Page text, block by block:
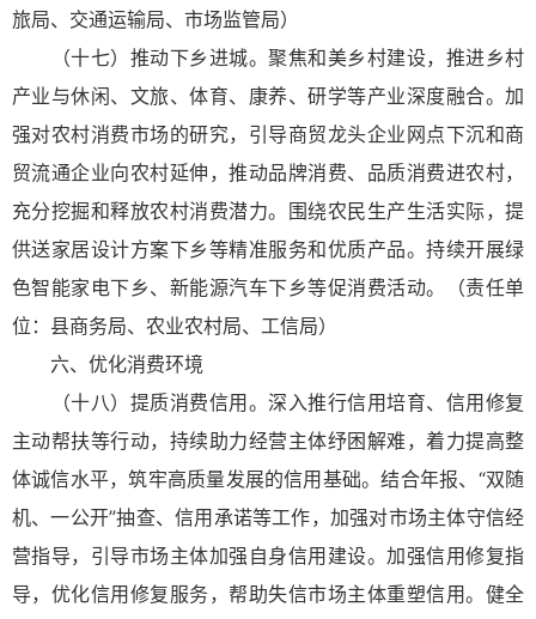
旅局、交通运输局、市场监管局）
（十七）推动下乡进城。聚焦和美乡村建设，推进乡村
产业与休闲、文旅、体育、康养、研学等产业深度融合。加
强对农村消费市场的研究，引导商贸龙头企业网点下沉和商
贸流通企业向农村延伸，推动品牌消费、品质消费进农村，
充分挖掘和释放农村消费潜力。围绕农民生产生活实际，提
供送家居设计方案下乡等精准服务和优质产品。持续开展绿
色智能家电下乡、新能源汽车下乡等促消费活动。（责任单
位：县商务局、农业农村局、工信局）
六、优化消费环境
（十八）提质消费信用。深入推行信用培育、信用修复
主动帮扶等行动，持续助力经营主体纾困解难，着力提高整
体诚信水平，筑牢高质量发展的信用基础。结合年报、“双随
机、一公开”抽查、信用承诺等工作，加强对市场主体守信经
营指导，引导市场主体加强自身信用建设。加强信用修复指
导，优化信用修复服务，帮助失信市场主体重塑信用。健全